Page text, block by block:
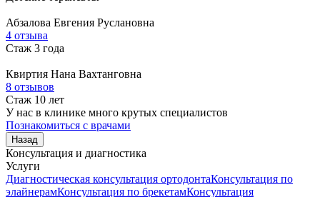
Абзалова Евгения Руслановна
4 отзыва
Стаж 3 года
Квиртия Нана Вахтанговна
8 отзывов
Стаж 10 лет
У нас в клинике много крутых специалистов
Познакомиться с врачами
Назад
Консультация и диагностика
Услуги
Диагностическая консультация ортодонтаКонсультация по
элайнерамКонсультация по брекетамКонсультация